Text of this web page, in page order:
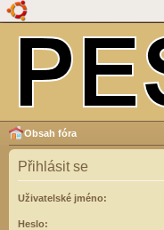
Obsah fóra
Přihlásit se
Uživatelské jméno:
Heslo: